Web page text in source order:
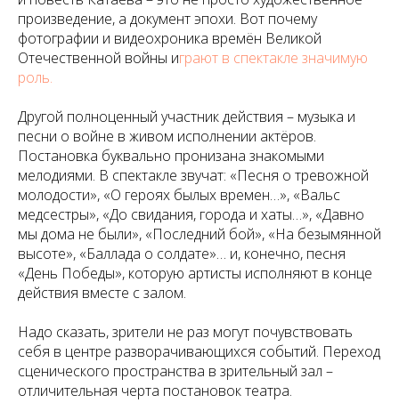
произведение, а документ эпохи. Вот почему
фотографии и видеохроника времён Великой
Отечественной войны играют в спектакле значимую
роль.
Другой полноценный участник действия – музыка и
песни о войне в живом исполнении актёров.
Постановка буквально пронизана знакомыми
мелодиями. В спектакле звучат: «Песня о тревожной
молодости», «О героях былых времен…», «Вальс
медсестры», «До свидания, города и хаты…», «Давно
мы дома не были», «Последний бой», «На безымянной
высоте», «Баллада о солдате»… и, конечно, песня
«День Победы», которую артисты исполняют в конце
действия вместе с залом.
Надо сказать, зрители не раз могут почувствовать
себя в центре разворачивающихся событий. Переход
сценического пространства в зрительный зал –
отличительная черта постановок театра.